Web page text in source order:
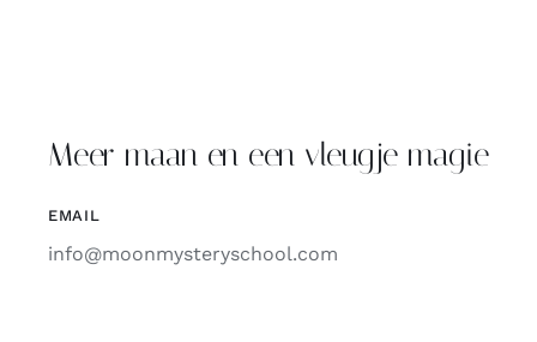
Meer maan en een vleugje magie
EMAIL
info@moonmysteryschool.com